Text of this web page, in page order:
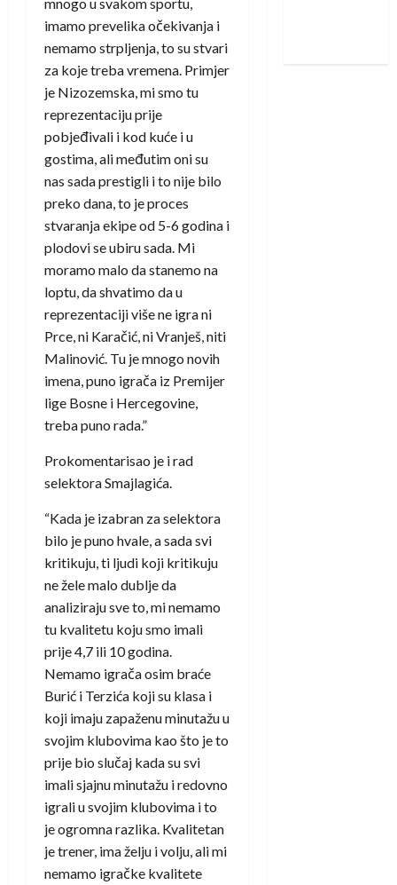
imamo prevelika očekivanja i
nemamo strpljenja, to su stvari
za koje treba vremena. Primjer
je Nizozemska, mi smo tu
reprezentaciju prije
pobjeđivali i kod kuće i u
gostima, ali međutim oni su
nas sada prestigli i to nije bilo
preko dana, to je proces
stvaranja ekipe od 5-6 godina i
plodovi se ubiru sada. Mi
moramo malo da stanemo na
loptu, da shvatimo da u
reprezentaciji više ne igra ni
Prce, ni Karačić, ni Vranješ, niti
Malinović. Tu je mnogo novih
imena, puno igrača iz Premijer
lige Bosne i Hercegovine,
treba puno rada.”
Prokomentarisao je i rad
selektora Smajlagića.
“Kada je izabran za selektora
bilo je puno hvale, a sada svi
kritikuju, ti ljudi koji kritikuju
ne žele malo dublje da
analiziraju sve to, mi nemamo
tu kvalitetu koju smo imali
prije 4,7 ili 10 godina.
Nemamo igrača osim braće
Burić i Terzića koji su klasa i
koji imaju zapaženu minutažu u
svojim klubovima kao što je to
prije bio slučaj kada su svi
imali sjajnu minutažu i redovno
igrali u svojim klubovima i to
je ogromna razlika. Kvalitetan
je trener, ima želju i volju, ali mi
nemamo igračke kvalitete